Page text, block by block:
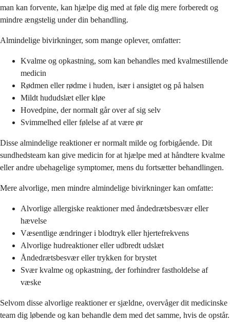
man kan forvente, kan hjælpe dig med at føle dig mere forberedt og
mindre ængstelig under din behandling.
Almindelige bivirkninger, som mange oplever, omfatter:
Kvalme og opkastning, som kan behandles med kvalmestillende
medicin
Rødmen eller rødme i huden, især i ansigtet og på halsen
Mildt hududslæt eller kløe
Hovedpine, der normalt går over af sig selv
Svimmelhed eller følelse af at være ør
Disse almindelige reaktioner er normalt milde og forbigående. Dit
sundhedsteam kan give medicin for at hjælpe med at håndtere kvalme
eller andre ubehagelige symptomer, mens du fortsætter behandlingen.
Mere alvorlige, men mindre almindelige bivirkninger kan omfatte:
Alvorlige allergiske reaktioner med åndedrætsbesvær eller
hævelse
Væsentlige ændringer i blodtryk eller hjertefrekvens
Alvorlige hudreaktioner eller udbredt udslæt
Åndedrætsbesvær eller trykken for brystet
Svær kvalme og opkastning, der forhindrer fastholdelse af
væske
Selvom disse alvorlige reaktioner er sjældne, overvåger dit medicinske
team dig løbende og kan behandle dem med det samme, hvis de opstår.